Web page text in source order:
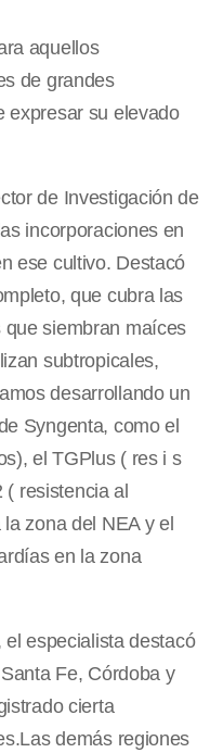
aquellos
de grandes
expresar su elevado
de Investigación de
incorporaciones en
ese cultivo. Destacó
que cubra las
siembran maíces
subtropicales,
desarrollando un
Syngenta, como el
el TGPlus ( res i s
resistencia al
zona del NEA y el
en la zona
especialista destacó
Fe, Córdoba y
cierta
demás regiones